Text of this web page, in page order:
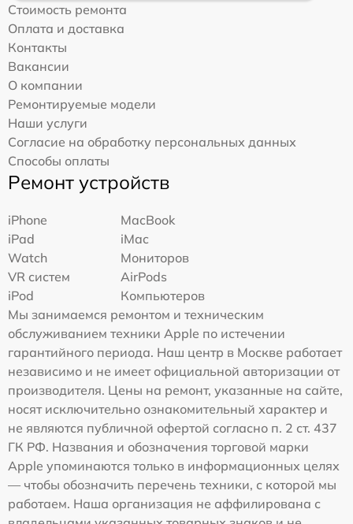
Стоимость ремонта
Оплата и доставка
Контакты
Вакансии
О компании
Ремонтируемые модели
Наши услуги
Согласие на обработку персональных данных
Способы оплаты
Ремонт устройств
iPhone
MacBook
iPad
iMac
Watch
Мониторов
VR систем
AirPods
iPod
Компьютеров
Мы занимаемся ремонтом и техническим
обслуживанием техники Apple по истечении
гарантийного периода. Наш центр в Москве работает
независимо и не имеет официальной авторизации от
производителя. Цены на ремонт, указанные на сайте,
носят исключительно ознакомительный характер и
не являются публичной офертой согласно п. 2 ст. 437
ГК РФ. Названия и обозначения торговой марки
Apple упоминаются только в информационных целях
— чтобы обозначить перечень техники, с которой мы
работаем. Наша организация не аффилирована с